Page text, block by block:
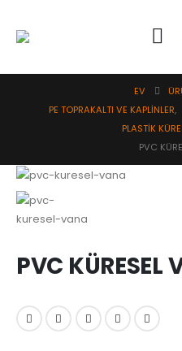
EV
PE TOPRAKALTI VE KAPLİNLER,
PLASTİK
PVC
PVC KÜRESEL